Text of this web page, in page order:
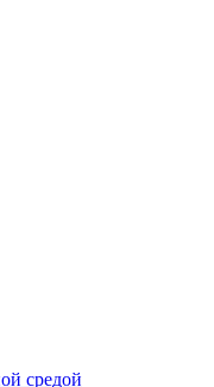
средой